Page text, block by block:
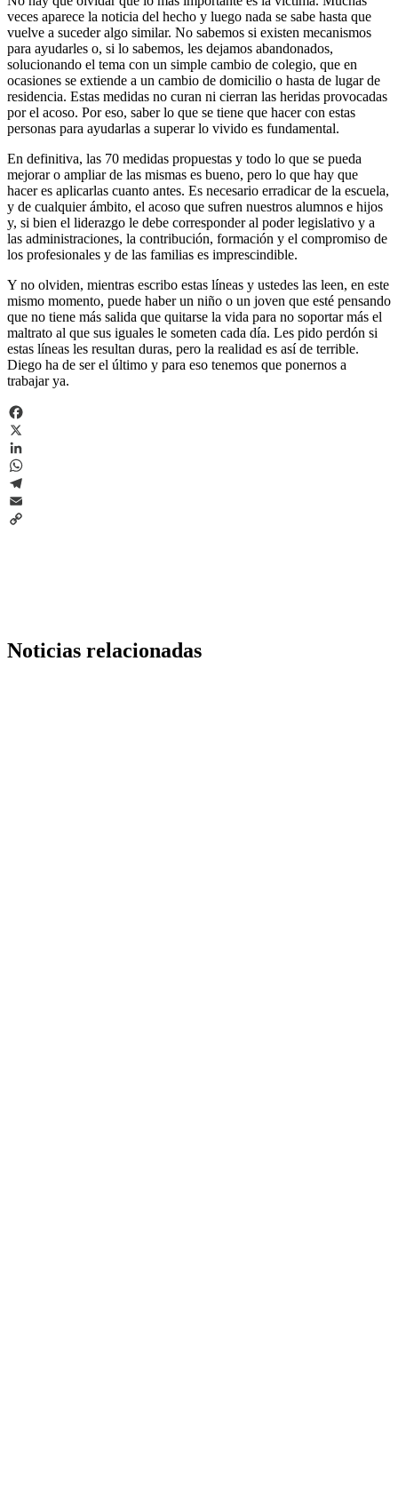
veces aparece la noticia del hecho y luego nada se sabe hasta que
vuelve a suceder algo similar. No sabemos si existen mecanismos
para ayudarles o, si lo sabemos, les dejamos abandonados,
solucionando el tema con un simple cambio de colegio, que en
ocasiones se extiende a un cambio de domicilio o hasta de lugar de
residencia. Estas medidas no curan ni cierran las heridas provocadas
por el acoso. Por eso, saber lo que se tiene que hacer con estas
personas para ayudarlas a superar lo vivido es fundamental.
En definitiva, las 70 medidas propuestas y todo lo que se pueda
mejorar o ampliar de las mismas es bueno, pero lo que hay que
hacer es aplicarlas cuanto antes. Es necesario erradicar de la escuela,
y de cualquier ámbito, el acoso que sufren nuestros alumnos e hijos
y, si bien el liderazgo le debe corresponder al poder legislativo y a
las administraciones, la contribución, formación y el compromiso de
los profesionales y de las familias es imprescindible.
Y no olviden, mientras escribo estas líneas y ustedes las leen, en este
mismo momento, puede haber un niño o un joven que esté pensando
que no tiene más salida que quitarse la vida para no soportar más el
maltrato al que sus iguales le someten cada día. Les pido perdón si
estas líneas les resultan duras, pero la realidad es así de terrible.
Diego ha de ser el último y para eso tenemos que ponernos a
trabajar ya.
Facebook
X
LinkedIn
WhatsApp
Telegram
Email
Noticias relacionadas